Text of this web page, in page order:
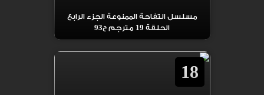
مسلسل التفاحة الممنوعة الجزء الرابع
الحلقة 19 مترجم ح93
18